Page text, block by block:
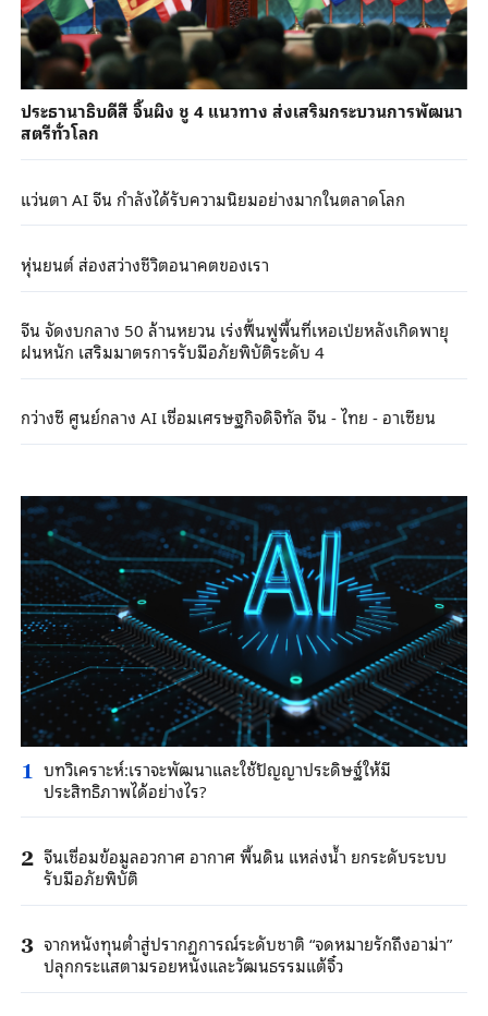
ประธานาธิบดีสี จิ้นผิง ชู 4 แนวทาง ส่งเสริมกระบวนการพัฒนา
สตรีทั่วโลก
แว่นตา AI จีน กำลังได้รับความนิยมอย่างมากในตลาดโลก
หุ่นยนต์ ส่องสว่างชีวิตอนาคตของเรา
จีน จัดงบกลาง 50 ล้านหยวน เร่งฟื้นฟูพื้นที่เหอเป่ยหลังเกิดพายุ
ฝนหนัก เสริมมาตรการรับมือภัยพิบัติระดับ 4
กว่างซี ศูนย์กลาง AI เชื่อมเศรษฐกิจดิจิทัล จีน - ไทย - อาเซียน
1 บทวิเคราะห์:เราจะพัฒนาและใช้ปัญญาประดิษฐ์ให้มี
ประสิทธิภาพได้อย่างไร?
2 จีนเชื่อมข้อมูลอวกาศ อากาศ พื้นดิน แหล่งน้ำ ยกระดับระบบ
รับมือภัยพิบัติ
3 จากหนังทุนต่ำสู่ปรากฏการณ์ระดับชาติ “จดหมายรักถึงอาม่า”
ปลุกกระแสตามรอยหนังและวัฒนธรรมแต้จิ๋ว